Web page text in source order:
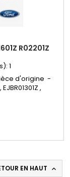
R02201Z
1
d'origine -
,
, EJBR02001Z
, 1S4Q-9F593-
1141218 , 1202803
EN HAUT 